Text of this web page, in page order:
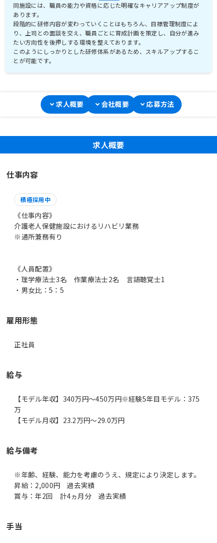
同施設には、職員の能力や資格に応じた明確なキャリアアップ制度が
あります。
段階的に研修内容が変わっていくことはもちろん、目標管理制度によ
り、上司との面談を交え、職員ごとに育成計画を策定し、自分が進み
たい方向性を後押しする環境を整えております。
このようにしっかりとした研修体系があるため、スキルアップするこ
とが可能です。
求人概要 会社概要 応募方法
求人概要
仕事内容
積極採用中
《仕事内容》
介護老人保健施設におけるリハビリ業務
※通所兼務有り
《人員配置》
・理学療法士3名 作業療法士2名 言語聴覚士1
・男女比：5：5
雇用形態
正社員
給与
【モデル年収】340万円〜450万円※経験5年目モデル：375
万
【モデル月収】23.2万円〜29.0万円
給与備考
※年齢、経験、能力を考慮のうえ、規定により決定します。
昇給：2,000円 過去実績
賞与：年2回 計4ヵ月分 過去実績
手当